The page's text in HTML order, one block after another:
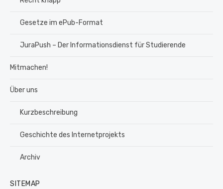
Gesetze im ePub-Format
JuraPush – Der Informationsdienst für Studierende
Mitmachen!
Über uns
Kurzbeschreibung
Geschichte des Internetprojekts
Archiv
SITEMAP